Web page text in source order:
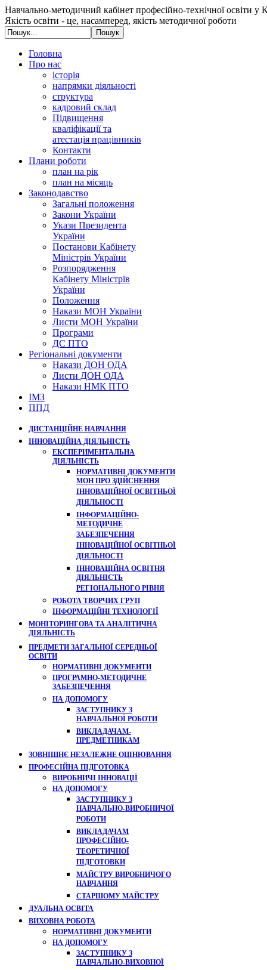
Навчально-методичний кабінет професійно-технічної освіти у
Якість освіти - це, насамперед, якість методичної роботи
Головна
Про нас
історія
напрямки діяльності
структура
кадровий склад
Підвищення
кваліфікації та
атестація працівників
Контакти
Плани роботи
план на рік
план на місяць
Законодавство
Загальні положення
Закони України
Укази Президента
України
Постанови Кабінету
Міністрів України
Розпорядження
Кабінету Міністрів
України
Положення
Накази МОН України
Листи МОН України
Програми
ДС ПТО
Регіональні документи
Накази ДОН ОДА
Листи ДОН ОДА
Накази НМК ПТО
ІМЗ
ППД
ДИСТАНЦІЙНЕ НАВЧАННЯ
ІННОВАЦІЙНА ДІЯЛЬНІСТЬ
ЕКСПЕРИМЕНТАЛЬНА
ДІЯЛЬНІСТЬ
НОРМАТИВНІ ДОКУМЕНТИ
МОН ПРО ЗДІЙСНЕННЯ
ІННОВАЦІЙНОЇ ОСВІТНЬОЇ
ДІЯЛЬНОСТІ
ІНФОРМАЦІЙНО-
МЕТОДИЧНЕ
ЗАБЕЗПЕЧЕННЯ
ІННОВАЦІЙНОЇ ОСВІТНЬОЇ
ДІЯЛЬНОСТІ
ІННОВАЦІЙНА ОСВІТНЯ
ДІЯЛЬНІСТЬ
РЕГІОНАЛЬНОГО РІВНЯ
РОБОТА ТВОРЧИХ ГРУП
ІНФОРМАЦІЙНІ ТЕХНОЛОГІЇ
МОНІТОРИНГОВА ТА АНАЛІТИЧНА
ДІЯЛЬНІСТЬ
ПРЕДМЕТИ ЗАГАЛЬНОЇ СЕРЕДНЬОЇ
ОСВІТИ
НОРМАТИВНІ ДОКУМЕНТИ
ПРОГРАМНО-МЕТОДИЧНЕ
ЗАБЕЗПЕЧЕННЯ
НА ДОПОМОГУ
ЗАСТУПНИКУ З
НАВЧАЛЬНОЇ РОБОТИ
ВИКЛАДАЧАМ-
ПРЕДМЕТНИКАМ
ЗОВНІШНЄ НЕЗАЛЕЖНЕ ОЦІНЮВАННЯ
ПРОФЕСІЙНА ПІДГОТОВКА
ВИРОБНИЧІ ІННОВАЦІЇ
НА ДОПОМОГУ
ЗАСТУПНИКУ З
НАВЧАЛЬНО-ВИРОБНИЧОЇ
РОБОТИ
ВИКЛАДАЧАМ
ПРОФЕСІЙНО-
ТЕОРЕТИЧНОЇ
ПІДГОТОВКИ
МАЙСТРУ ВИРОБНИЧОГО
НАВЧАННЯ
СТАРШОМУ МАЙСТРУ
ДУАЛЬНА ОСВІТА
ВИХОВНА РОБОТА
НОРМАТИВНІ ДОКУМЕНТИ
НА ДОПОМОГУ
ЗАСТУПНИКУ З
НАВЧАЛЬНО-ВИХОВНОЇ